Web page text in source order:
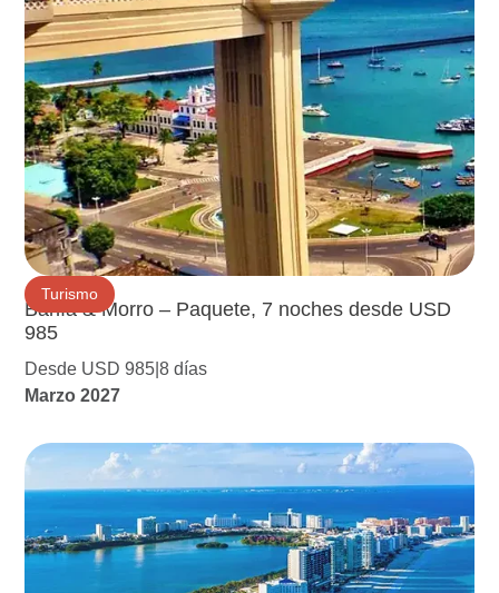
Turismo
Bahía & Morro – Paquete, 7 noches desde USD
985
Desde USD 985 8 días
Marzo 2027